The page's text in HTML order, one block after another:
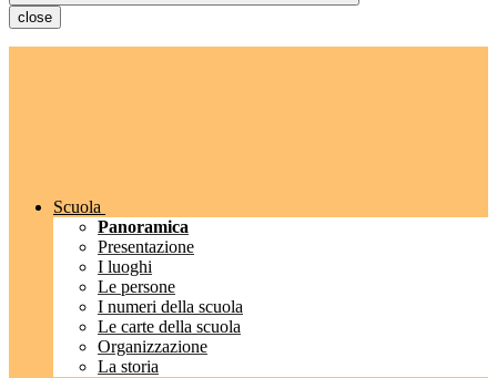
close
Scuola
Panoramica
Presentazione
I luoghi
Le persone
I numeri della scuola
Le carte della scuola
Organizzazione
La storia